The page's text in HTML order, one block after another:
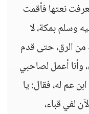
نعتها فأقمت
وسلم بمكة، لا
من الرق، حتى قدم
وأنا أعمل لصاحبي
عم له، فقال: يا
لفي قباء،